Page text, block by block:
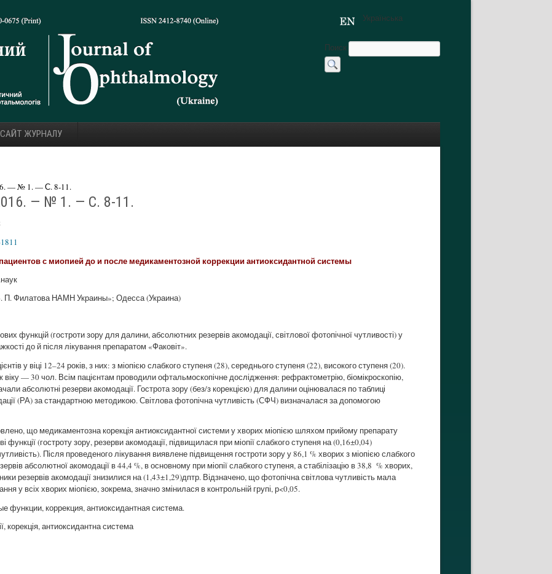
Українська
Поиск
ЖУРНАЛУ
— № 1. — С. 8-11.
— № 1. — С. 8-11.
с миопией до и после медикаментозной коррекции антиоксидантной системы
П. Филатова НАМН Украины»; Одесса (Украина)
функцій (гостроти зору для далини, абсолютних резервів акомодації, світлової фотопічної чутливості) у
до й після лікування препаратом «Факовіт».
у віці 12–24 років, з них: з міопією слабкого ступеня (28), середнього ступеня (22), високого ступеня (20).
віку — 30 чол. Всім пацієнтам проводили офтальмоскопічне дослідження: рефрактометрію, біомікроскопію,
абсолютні резерви акомодації. Гострота зору (без/з корекцією) для далини оцінювалася по таблиці
(РА) за стандартною методикою. Світлова фотопічна чутливість (СФЧ) визначалася за допомогою
що медикаментозна корекція антиоксидантної системи у хворих міопією шляхом прийому препарату
функції (гостроту зору, резерви акомодації, підвищилася при міопії слабкого ступеня на (0,16±0,04)
Після проведеного лікування виявлене підвищення гостроти зору у 86,1 % хворих з міопією слабкого
абсолютної акомодації в 44,4 %, в основному при міопії слабкого ступеня, а стабілізацію в 38,8 % хворих,
резервів акомодації знизилися на (1,43±1,29)дптр. Відзначено, що фотопічна світлова чутливість мала
у всіх хворих міопією, зокрема, значно змінилася в контрольній групі, р<0,05.
функции, коррекция, антиоксидантная система.
корекція, антиоксидантна система